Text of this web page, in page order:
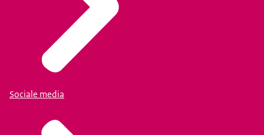
Sociale media